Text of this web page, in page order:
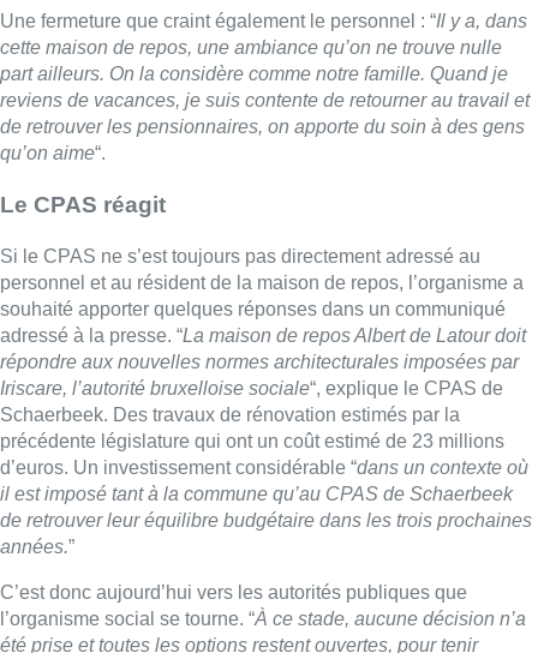
adressé à la presse. “La maison de repos Albert de Latour doit
répondre aux nouvelles normes architecturales imposées par
Iriscare, l’autorité bruxelloise sociale “, explique le CPAS de
Schaerbeek. Des travaux de rénovation estimés par la
précédente législature qui ont un coût estimé de 23 millions
d’euros. Un investissement considérable “
de retrouver leur équilibre budgétaire dans les trois prochaines
C’est donc aujourd’hui vers les autorités publiques que
l’organisme social se tourne. “ À ce stade, aucune décision n’a
été prise et toutes les options restent ouvertes, pour tenir
compte à la fois du contexte budgétaire et de notre
engagement social“, assure le CPAS de Schaerbeek.
“On a l’impression que la décision est déjà
prise”
Autre son de cloche du côté du personnel du home Albert de
Latour, qui nous confie avoir l’impression que la décision est
personnel qui s’en va. On n’accueille plus de nouveaux
résidents, sauf cas d’urgence. Ce qui fait baisser le taux
d’occupation“, fustigent-ils.